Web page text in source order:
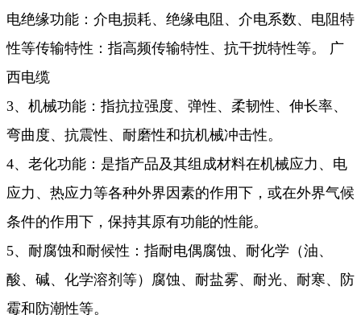
电绝缘功能：介电损耗、绝缘电阻、介电系数、电阻特
性等传输特性：指高频传输特性、抗干扰特性等。 广
西电缆
3、机械功能：指抗拉强度、弹性、柔韧性、伸长率、
弯曲度、抗震性、耐磨性和抗机械冲击性。
4、老化功能：是指产品及其组成材料在机械应力、电
应力、热应力等各种外界因素的作用下，或在外界气候
条件的作用下，保持其原有功能的性能。
5、耐腐蚀和耐候性：指耐电偶腐蚀、耐化学（油、
酸、碱、化学溶剂等）腐蚀、耐盐雾、耐光、耐寒、防
霉和防潮性等。